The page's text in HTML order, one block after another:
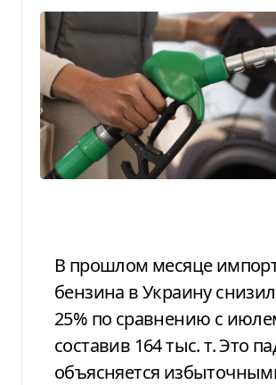
В прошлом месяце импорт
бензина в Украину
25% по сравнению с
составив 164 тыс. т. Это
объясняется